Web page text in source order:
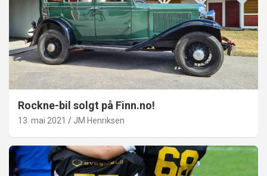
Rockne-bil solgt på Finn.no!
13. mai 2021 JM Henriksen